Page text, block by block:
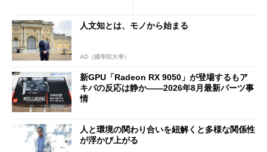
人文知とは、モノから始まる
AD（國學院大學）
新GPU「Radeon RX 9050」が登場するもア
キバの反応は静か――2026年8月最新パーツ事
情
人と環境の関わり合いを紐解くと多様な関係性
が浮かび上がる